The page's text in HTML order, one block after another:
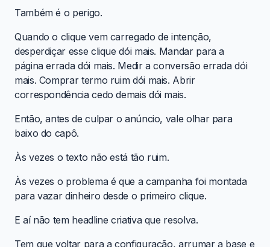
Também é o perigo.
Quando o clique vem carregado de intenção,
desperdiçar esse clique dói mais. Mandar para a
página errada dói mais. Medir a conversão errada dói
mais. Comprar termo ruim dói mais. Abrir
correspondência cedo demais dói mais.
Então, antes de culpar o anúncio, vale olhar para
baixo do capô.
Às vezes o texto não está tão ruim.
Às vezes o problema é que a campanha foi montada
para vazar dinheiro desde o primeiro clique.
E aí não tem headline criativa que resolva.
Tem que voltar para a configuração, arrumar a base e